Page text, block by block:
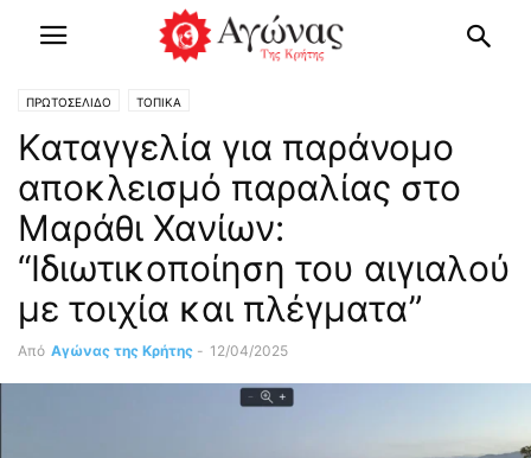
ΠΡΩΤΟΣΕΛΙΔΟ ΤΟΠΙΚΑ
Καταγγελία για παράνομο
αποκλεισμό παραλίας στο
Μαράθι Χανίων:
“Ιδιωτικοποίηση του αιγιαλού
με τοιχία και πλέγματα”
Από Αγώνας της Κρήτης - 12/04/2025